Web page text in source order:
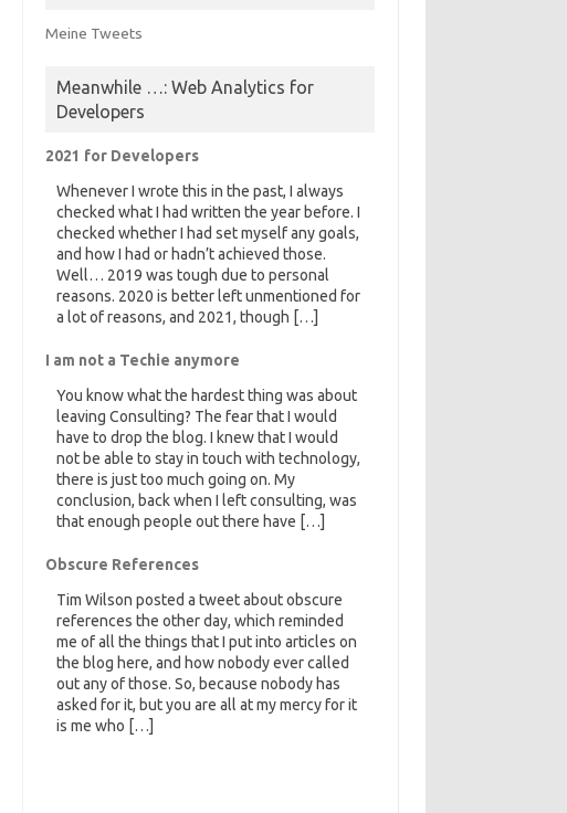
Meine Tweets
Meanwhile …: Web Analytics for
Developers
2021 for Developers
Whenever I wrote this in the past, I always
checked what I had written the year before. I
checked whether I had set myself any goals,
and how I had or hadn’t achieved those.
Well… 2019 was tough due to personal
reasons. 2020 is better left unmentioned for
a lot of reasons, and 2021, though […]
I am not a Techie anymore
You know what the hardest thing was about
leaving Consulting? The fear that I would
have to drop the blog. I knew that I would
not be able to stay in touch with technology,
there is just too much going on. My
conclusion, back when I left consulting, was
that enough people out there have […]
Obscure References
Tim Wilson posted a tweet about obscure
references the other day, which reminded
me of all the things that I put into articles on
the blog here, and how nobody ever called
out any of those. So, because nobody has
asked for it, but you are all at my mercy for it
is me who […]